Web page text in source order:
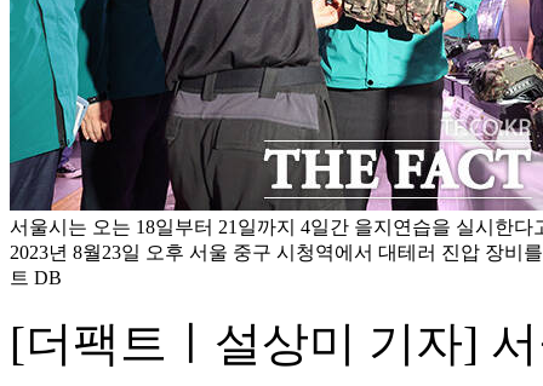
서울시는 오는 18일부터 21일까지 4일간 을지연습을 실시한다
2023년 8월23일 오후 서울 중구 시청역에서 대테러 진압 장비
트 DB
[더팩트ㅣ설상미 기자]